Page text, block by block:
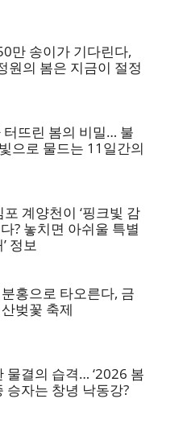
만 송이가 기다린다,
원의 봄은 지금이 절정
뜨린 봄의 비밀… 불
으로 물드는 11일간의
계양천이 ‘핑크빛 감
? 놓치면 아쉬울 특별
정보
홍으로 타오른다, 금
벚꽃 축제
물결의 습격… ‘2026 봄
승자는 창녕 낙동강?